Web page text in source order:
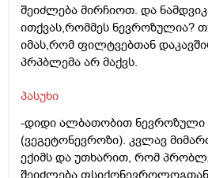
შეიძლება მირჩიოთ. და
ითქვას,რომმეს ნევროზულია?
იმას,რომ ფილტვებთან
პრპბლემა არ მაქვს.
პასუხი
-დიდი ალბათობით ნევროზული
(ვეგეტონევროზი). კვლავ
ექიმს და უთხარით, რომ